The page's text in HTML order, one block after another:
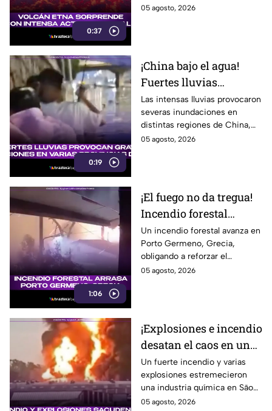
0:37
que llamaron la atención de
05 agosto, 2026
0:19
¡China bajo el agua!
Fuertes lluvias
provocan
inundaciones en varias
regiones
Las intensas lluvias provocaron
severas inundaciones en
distintas regiones de China,
afectando calles, viviendas y la
05 agosto, 2026
1:06
¡El fuego no da tregua!
Incendio forestal
arrasa una zona de
Grecia
Un incendio forestal avanza en
Porto Germeno, Grecia,
obligando a reforzar el
combate contra las llamas y
05 agosto, 2026
¡Explosiones e incendio
desatan el caos en una
industria química de
Brasil!
Un fuerte incendio y varias
explosiones estremecieron
una industria química en São
Paulo, Brasil, provocando una
05 agosto, 2026